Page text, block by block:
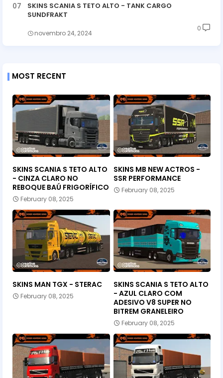
SKINS SCANIA S TETO ALTO - TANK CARGO
SUNDFRAKT
novembro 24, 2024
0
MOST RECENT
SKINS SCANIA S TETO ALTO
- CINZA CLARO NO
REBOQUE BAÚ FRIGORÍFICO
February 08, 2025
SKINS MB NEW ACTROS -
SSR PERFORMANCE
February 08, 2025
SKINS MAN TGX - STERAC
February 08, 2025
SKINS SCANIA S TETO ALTO
- AZUL CLARO COM
ADESIVO V8 SUPER NO
BITREM GRANELEIRO
February 08, 2025